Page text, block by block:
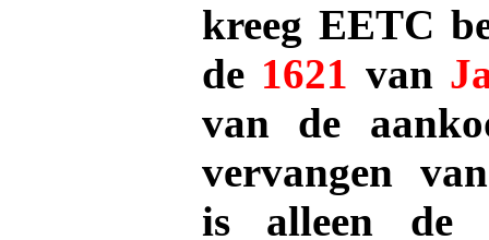
kreeg EETC
de 1621 van
van de
vervangen
is alleen de